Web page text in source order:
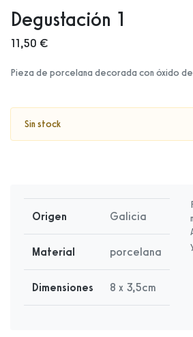
Degustación 1
11,50 €
Pieza de porcelana decorada con óxido
Sin stock
Origen Galicia
Material porcelana
Dimensiones 8 x 3,5cm